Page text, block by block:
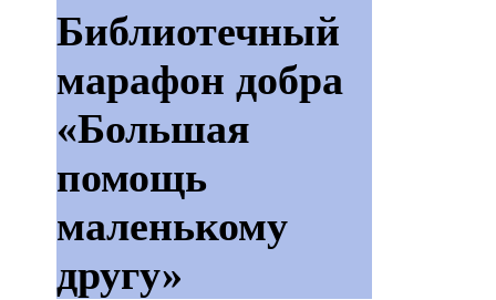
Библиотечный
марафон добра
«Большая
помощь
маленькому
другу»